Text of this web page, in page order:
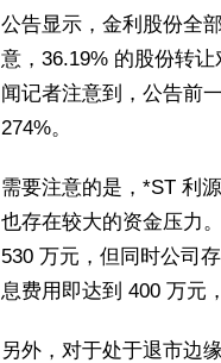
公告显示，金利股份全
意，36.19% 的股份转
闻记者注意到，公告前
274%。
需要注意的是，*ST 利
也存在较大的资金压力
530 万元，但同时公司
息费用即达到 400 万元
另外，对于处于退市边